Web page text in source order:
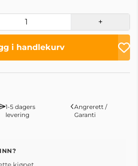
+
i handlekurv
1-5 dagers
levering
Angrerett /
Garanti